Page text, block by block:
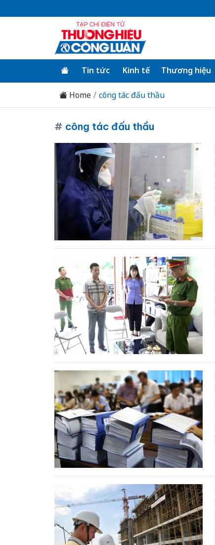
Tin tức Kinh tế Thương hiệu
Home công tác đấu thầu
# công tác đấu thầu